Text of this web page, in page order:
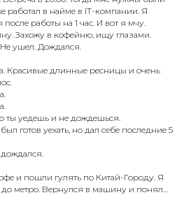
работал в найме в IT-компании. Я
работы на 1 час. И вот я мчу.
Захожу в кофейню, ищу глазами.
ушел. Дождался.
Красивые длинные ресницы и очень
ты уедешь и не дождешься.
готов уехать, но дал себе последние 5
и пошли гулять по Китай-Городу. Я
до метро. Вернулся в машину и понял…